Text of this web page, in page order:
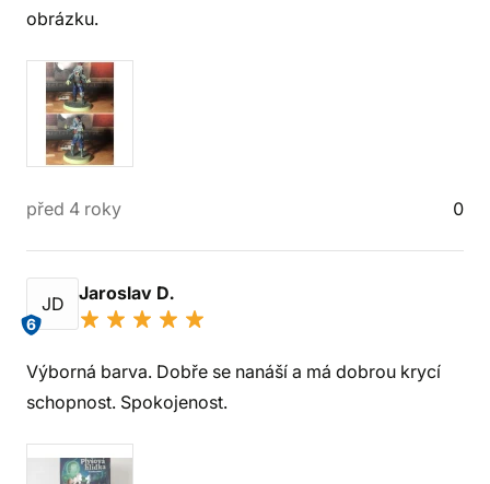
obrázku.
před 4 roky 0
JD
6
Jaroslav D.
Výborná barva. Dobře se nanáší a má dobrou krycí
schopnost. Spokojenost.